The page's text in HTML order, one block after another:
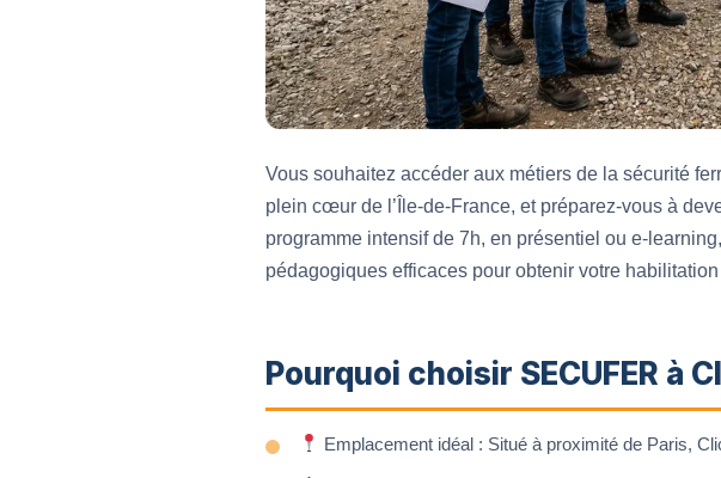
Vous souhaitez accéder aux métiers de la sécurité
plein cœur de l’Île-de-France, et préparez-vous à
programme intensif de 7h, en présentiel ou e-
pédagogiques efficaces pour obtenir votre
Pourquoi choisir SECUFER à
Emplacement idéal : Situé à proximité de Paris,